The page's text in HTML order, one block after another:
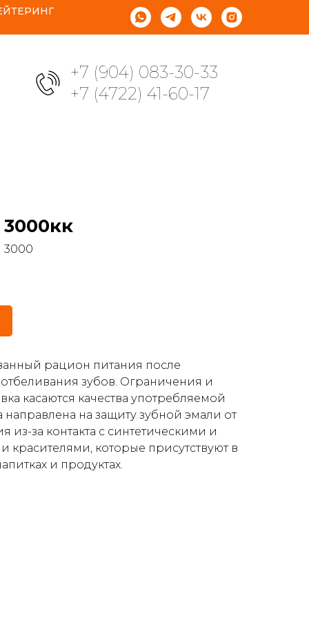
+7 (904) 083-30-33
+7 (4722) 41-60-17
рацион питания после
зубов. Ограничения и
касаются качества употребляемой
на защиту зубной эмали от
из-за контакта с синтетическими и
которые присутствуют в
и продуктах.